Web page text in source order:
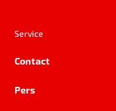
Service
Contact
Pers